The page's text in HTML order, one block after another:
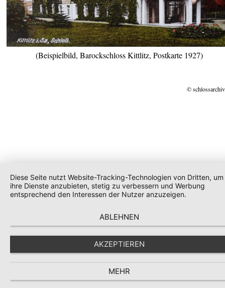
(Beispielbild, Barockschloss Kittlitz, Postkarte 1927)
©
Diese Seite nutzt Website-Tracking-Technologien von Dritten, um
ihre Dienste anzubieten, stetig zu verbessern und Werbung
entsprechend den Interessen der Nutzer anzuzeigen.
ABLEHNEN
AKZEPTIEREN
MEHR